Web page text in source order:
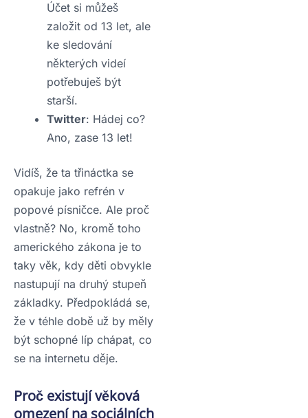
Účet si můžeš
založit od 13 let, ale
ke sledování
některých videí
potřebuješ být
starší.
Twitter: Hádej co?
Ano, zase 13 let!
Vidíš, že ta třináctka se
opakuje jako refrén v
popové písničce. Ale proč
vlastně? No, kromě toho
amerického zákona je to
taky věk, kdy děti obvykle
nastupují na druhý stupeň
základky. Předpokládá se,
že v téhle době už by měly
být schopné líp chápat, co
se na internetu děje.
Proč existují věková
omezení na sociálních